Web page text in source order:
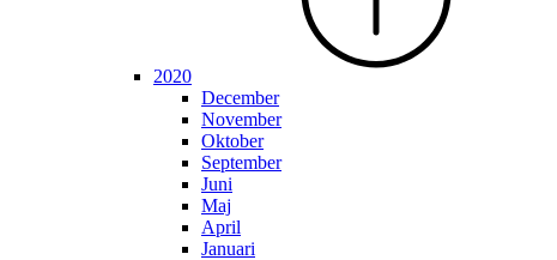
2020
December
November
Oktober
September
Juni
Maj
April
Januari